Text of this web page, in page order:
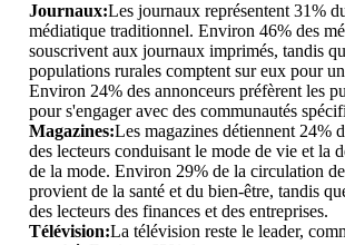
Journaux:Les journaux représentent 31%
médiatique traditionnel. Environ 46% des
souscrivent aux journaux imprimés, tandis
populations rurales comptent sur eux pour
Environ 24% des annonceurs préfèrent les
pour s'engager avec des communautés
Magazines:Les magazines détiennent 24%
des lecteurs conduisant le mode de vie et la
de la mode. Environ 29% de la circulation
provient de la santé et du bien-être, tandis
des lecteurs des finances et des entreprises.
Télévision:La télévision reste le leader,